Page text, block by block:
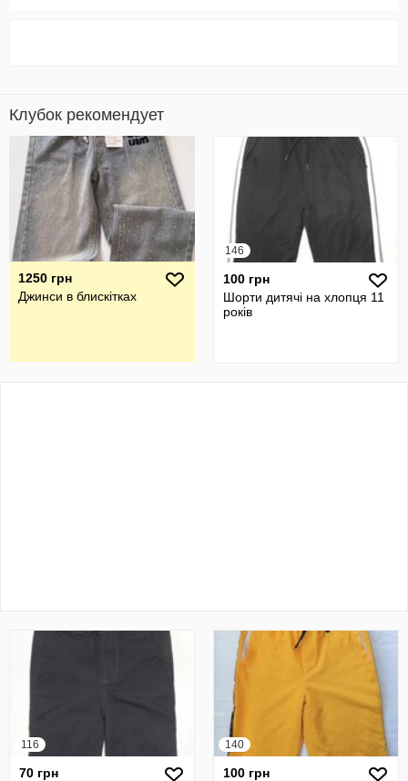
Клубок рекомендует
1250 грн
Джинси в блискітках
146
100 грн
Шорти дитячі на хлопця 11
років
116
70 грн
140
100 грн